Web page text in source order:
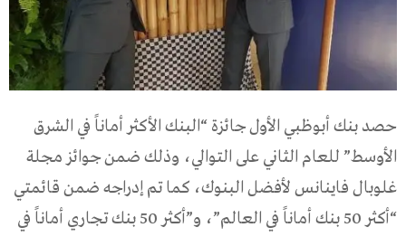
حصد بنك أبوظبي الأول جائزة “البنك الأكثر أماناً في الشرق
الأوسط” للعام الثاني على التوالي، وذلك ضمن جوائز مجلة
غلوبال فاينانس لأفضل البنوك، كما تم إدراجه ضمن قائمتي
“أكثر 50 بنك أماناً في العالم”، و”أكثر 50 بنك تجاري أماناً في